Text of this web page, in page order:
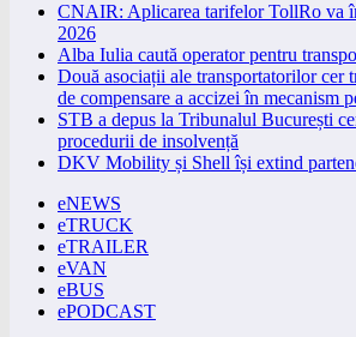
CNAIR: Aplicarea tarifelor TollRo va
2026
Alba Iulia caută operator pentru
Două asociații ale transportatorilor cer
de compensare a accizei în mecanism
STB a depus la Tribunalul București
procedurii de insolvență
DKV Mobility și Shell își extind
eNEWS
eTRUCK
eTRAILER
eVAN
eBUS
ePODCAST